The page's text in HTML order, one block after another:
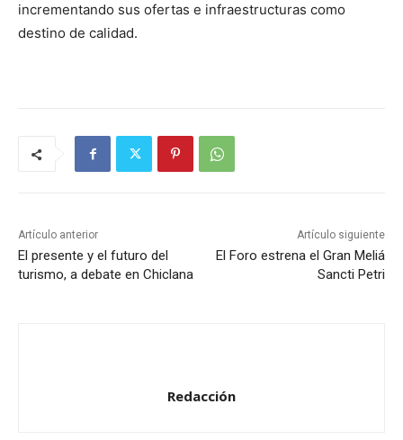
incrementando sus ofertas e infraestructuras como
destino de calidad.
Artículo anterior
El presente y el futuro del
turismo, a debate en Chiclana
Artículo siguiente
El Foro estrena el Gran Meliá
Sancti Petri
Redacción